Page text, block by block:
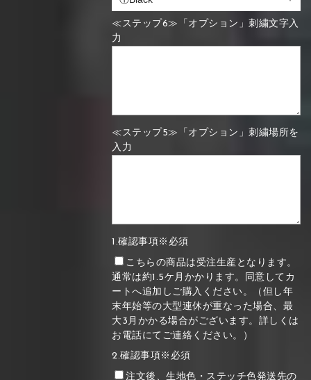
≪ステップ6≫「オプション」刺繍文字入
力
≪ステップ5≫「オプション」刺繍場所を
入力
1.確認事項※必須
こちらの商品は受注生産となります。
通常は約1.5ケ月かかります。同意してカ
ートへ追加しご購入ください。（但し年
末年始等の大型連休が重なった場合、最
大3月かかる場合がございます。詳しくは
お電話にてご連絡ください。）
2.確認事項※必須
注文後、生地色・ステッチ色発送先の